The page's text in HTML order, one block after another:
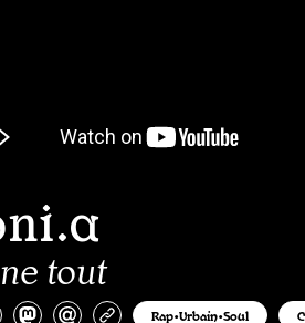
tout
sur Facebook
Partager sur Bluesky
Partager sur Mastodon
Partagez par e-mail
Copiez l’url
Rap•Urbain•Soul